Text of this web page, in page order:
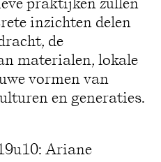
inzichten delen
de
materialen, lokale
vormen van
en generaties.
Ariane